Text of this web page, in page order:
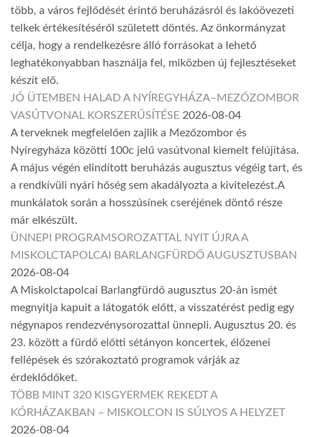
több, a város fejlődését érintő beruházásról és lakóövezeti
telkek értékesítéséről született döntés. Az önkormányzat
célja, hogy a rendelkezésre álló forrásokat a lehető
leghatékonyabban használja fel, miközben új fejlesztéseket
készít elő.
JÓ ÜTEMBEN HALAD A NYÍREGYHÁZA–MEZŐZOMBOR
VASÚTVONAL KORSZERŰSÍTÉSE 2026-08-04
A terveknek megfelelően zajlik a Mezőzombor és
Nyíregyháza közötti 100c jelű vasútvonal kiemelt felújítása.
A május végén elindított beruházás augusztus végéig tart, és
a rendkívüli nyári hőség sem akadályozta a kivitelezést.A
munkálatok során a hosszúsínek cseréjének döntő része
már elkészült.
ÜNNEPI PROGRAMSOROZATTAL NYIT ÚJRA A
MISKOLCTAPOLCAI BARLANGFÜRDŐ AUGUSZTUSBAN
2026-08-04
A Miskolctapolcai Barlangfürdő augusztus 20-án ismét
megnyitja kapuit a látogatók előtt, a visszatérést pedig egy
négynapos rendezvénysorozattal ünnepli. Augusztus 20. és
23. között a fürdő előtti sétányon koncertek, élőzenei
fellépések és szórakoztató programok várják az
érdeklődőket.
TÖBB MINT 320 KISGYERMEK REKEDT A
KÓRHÁZAKBAN – MISKOLCON IS SÚLYOS A HELYZET
2026-08-04